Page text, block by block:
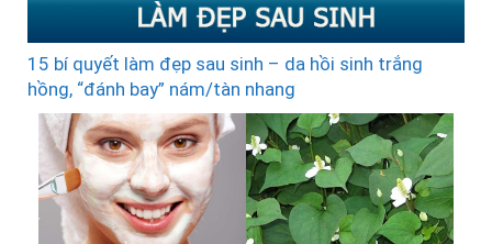
15 bí quyết làm đẹp sau sinh – da hồi sinh trắng
hồng, “đánh bay” nám/tàn nhang